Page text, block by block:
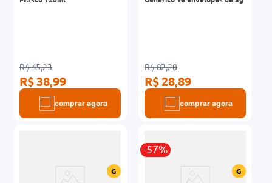
R$ 45,23
R$ 38,99
comprar agora
R$ 82,20
R$ 28,89
comprar agora
G
-57%
G